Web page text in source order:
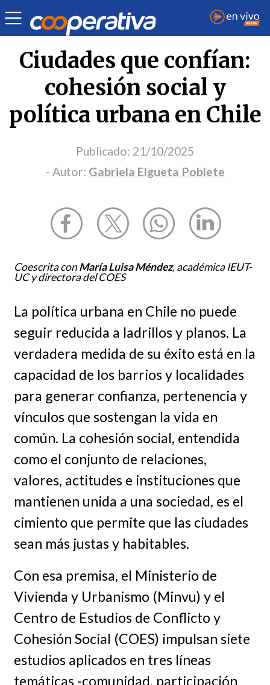
Opinión | Gabriela Elgueta Poblete
Ciudades que confían:
cohesión social y
política urbana en Chile
Publicado: 21/10/2025
- Autor: Gabriela Elgueta Poblete
Coescrita conMaría Luisa Méndez, académica IEUT-
UC y directora del COES
La política urbana en Chile no puede
seguir reducida a ladrillos y planos. La
verdadera medida de su éxito está en la
capacidad de los barrios y localidades
para generar confianza, pertenencia y
vínculos que sostengan la vida en
común. La cohesión social, entendida
como el conjunto de relaciones,
valores, actitudes e instituciones que
mantienen unida a una sociedad, es el
cimiento que permite que las ciudades
sean más justas y habitables.
Con esa premisa, el Ministerio de
Vivienda y Urbanismo (Minvu) y el
Centro de Estudios de Conflicto y
Cohesión Social (COES) impulsan siete
estudios aplicados en tres líneas
temáticas -comunidad, participación